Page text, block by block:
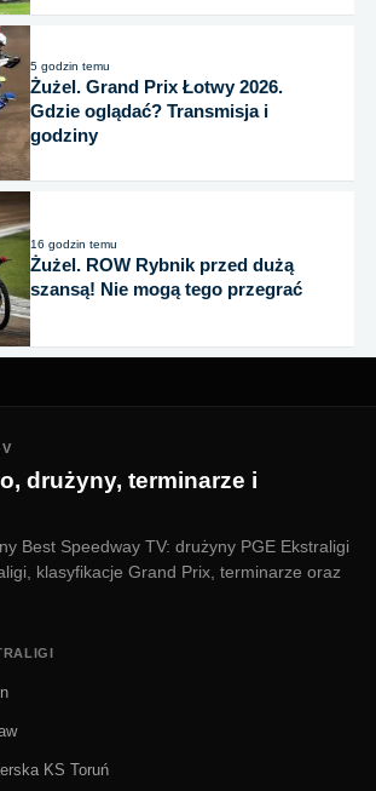
5 godzin temu
Żużel. Grand Prix Łotwy 2026.
Gdzie oglądać? Transmisja i
godziny
16 godzin temu
Żużel. ROW Rybnik przed dużą
szansą! Nie mogą tego przegrać
drużyny, terminarze i
Best Speedway TV: drużyny PGE Ekstraligi
klasyfikacje Grand Prix, terminarze oraz
KS Toruń